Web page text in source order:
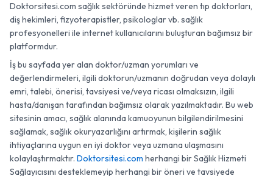
Doktorsitesi.com sağlık sektöründe hizmet veren tıp doktorları,
diş hekimleri, fizyoterapistler, psikologlar vb. sağlık
profesyonelleri ile internet kullanıcılarını buluşturan bağımsız bir
platformdur.
İş bu sayfada yer alan doktor/uzman yorumları ve
değerlendirmeleri, ilgili doktorun/uzmanın doğrudan veya dolaylı
emri, talebi, önerisi, tavsiyesi ve/veya ricası olmaksızın, ilgili
hasta/danışan tarafından bağımsız olarak yazılmaktadır. Bu web
sitesinin amacı, sağlık alanında kamuoyunun bilgilendirilmesini
sağlamak, sağlık okuryazarlığını artırmak, kişilerin sağlık
ihtiyaçlarına uygun en iyi doktor veya uzmana ulaşmasını
kolaylaştırmaktır. Doktorsitesi.com herhangi bir Sağlık Hizmeti
Sağlayıcısını desteklemeyip herhangi bir öneri ve tavsiyede